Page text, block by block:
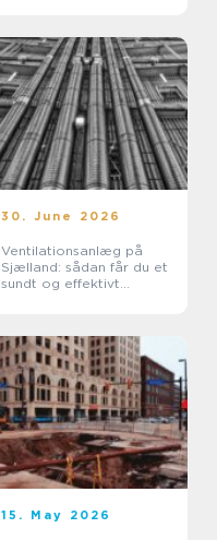
30. June 2026
Ventilationsanlæg på
Sjælland: sådan får du et
sundt og effektivt
15. May 2026